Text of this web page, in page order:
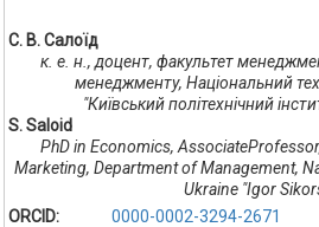
С. В. Салоїд
к. е. н., доцент, факультет
менеджменту, Національний
"Київський політехнічний
S. Saloid
PhD in Economics,
Marketing, Department of Management,
Ukraine "Igor
ORCID:
0000-0002-3294-2671